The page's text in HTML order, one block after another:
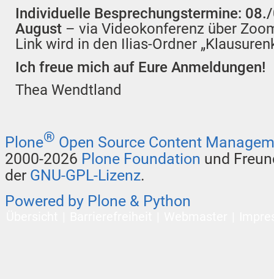
Individuelle Besprechungstermine:
August– via Videokonferenz über
Link wird in den Ilias-Ordner
Ich freue mich auf Eure Anmeldungen!
Thea Wendtland
Plone® Open Source Content
2000-2026 Plone Foundation und
der GNU-GPL-Lizenz.
Powered by Plone & Python